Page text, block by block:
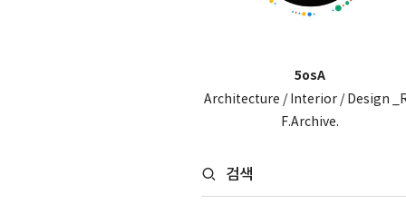
5osA
Architecture / Interior / Design
F.Archive.
검색